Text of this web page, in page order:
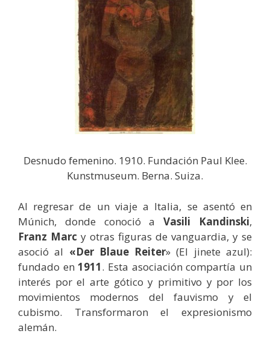
Desnudo femenino. 1910. Fundación Paul Klee.
Kunstmuseum. Berna. Suiza.
Al regresar de un viaje a Italia, se asentó en
Múnich, donde conoció aVasili Kandinski,
Franz Marc y otras figuras de vanguardia, y se
asoció al «Der Blaue Reiter» (El jinete azul):
fundado en1911. Esta asociación compartía un
interés por el arte gótico y primitivo y por los
movimientos modernos del fauvismo y el
cubismo. Transformaron el expresionismo
alemán.